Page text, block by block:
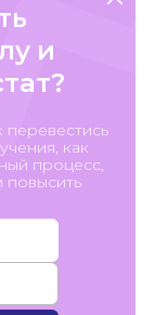
и
как
процесс,
повысить